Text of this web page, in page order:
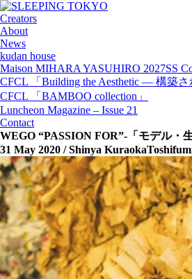
Creators
About
News
kudan house
Maison MIHARA YASUHIRO 2027SS
CFCL 「Building the Aesthetic — 構築さ
CFCL 「BAMBOO collection」
Luncheon Magazine – Issue 21
Contact
WEGO “PASSION FOR”-「モデル・
31 May 2020 / Shinya